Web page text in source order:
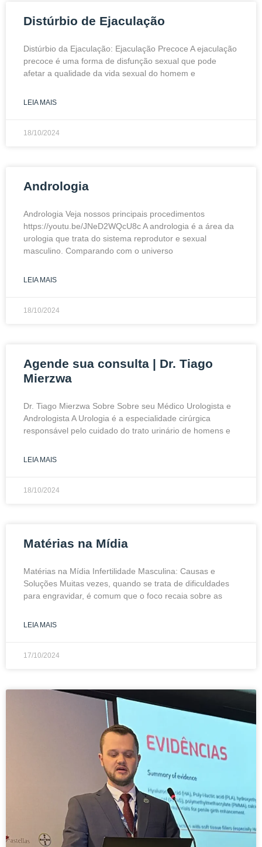
Distúrbio de Ejaculação
Distúrbio da Ejaculação: Ejaculação Precoce A ejaculação
precoce é uma forma de disfunção sexual que pode
afetar a qualidade da vida sexual do homem e
LEIA MAIS
18/10/2024
Andrologia
Andrologia Veja nossos principais procedimentos
https://youtu.be/JNeD2WQcU8c A andrologia é a área da
urologia que trata do sistema reprodutor e sexual
masculino. Comparando com o universo
LEIA MAIS
18/10/2024
Agende sua consulta | Dr. Tiago
Mierzwa
Dr. Tiago Mierzwa Sobre Sobre seu Médico Urologista e
Andrologista A Urologia é a especialidade cirúrgica
responsável pelo cuidado do trato urinário de homens e
LEIA MAIS
18/10/2024
Matérias na Mídia
Matérias na Mídia Infertilidade Masculina: Causas e
Soluções Muitas vezes, quando se trata de dificuldades
para engravidar, é comum que o foco recaia sobre as
LEIA MAIS
17/10/2024